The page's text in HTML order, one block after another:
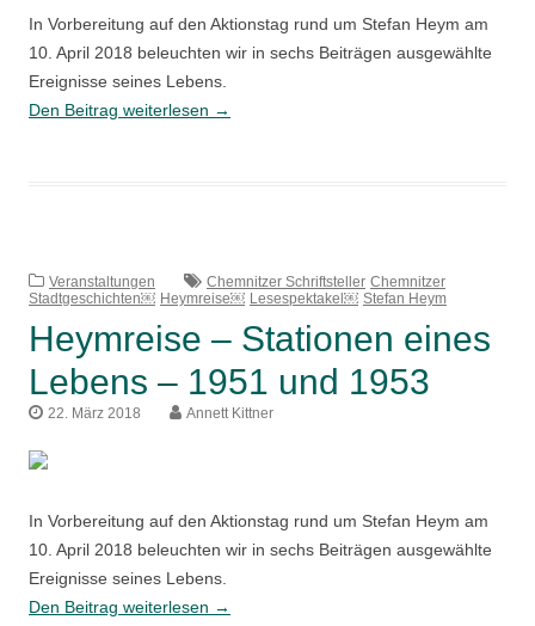
In Vorbereitung auf den Aktionstag rund um Stefan Heym am
10. April 2018 beleuchten wir in sechs Beiträgen ausgewählte
Ereignisse seines Lebens.
Den Beitrag weiterlesen Heymreise
1959
und
1976
→
Veranstaltungen Chemnitzer Schriftsteller Chemnitzer
Stadtgeschichten￼ Heymreise￼ Lesespektakel￼ Stefan Heym
Heymreise – Stationen eines
Lebens – 1951 und 1953
22. März 2018 Annett Kittner
In Vorbereitung auf den Aktionstag rund um Stefan Heym am
10. April 2018 beleuchten wir in sechs Beiträgen ausgewählte
Ereignisse seines Lebens.
Den Beitrag weiterlesen Heymreise
→